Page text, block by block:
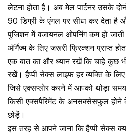
लेटना होता है। अब मेल पार्टनर उसके
90 डिग्री के एंगल पर सीधा कर देता है
पुजिशन में वजायनल ओपनिंग कम हो जाती
ऑर्गैज्म के लिए जरूरी फ्रिक्शन प्राप्त
एक बात का और ध्यान रखें कि चाहे कुछ
रखें। हैप्पी सेक्स लाइफ हर व्यक्ति के
जिसे एक्सप्लोर करने में आपको थोड़ा
किसी एक्सपैरिमेंट के अनसक्सेसफुल होने
छोड़ें।
इस तरह से आपने जाना कि हैप्पी सेक्स